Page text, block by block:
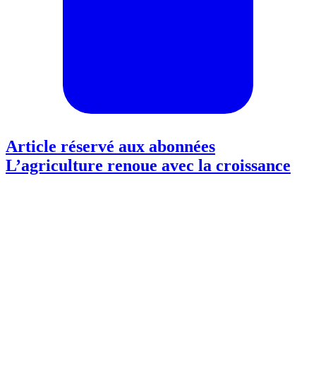
Article réservé aux abonnées
L’agriculture renoue avec la croissance